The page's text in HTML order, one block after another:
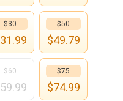
$30
31.99
$50
$49.79
$60
59.99
$75
$74.99